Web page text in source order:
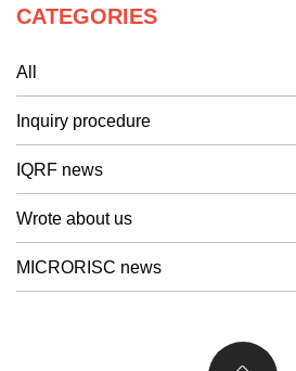
CATEGORIES
All
Inquiry procedure
IQRF news
Wrote about us
MICRORISC news